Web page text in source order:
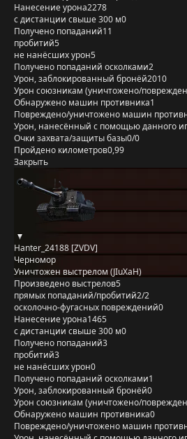
Нанесение урона2278
с дистанции свыше 300 м0
Получено попаданий11
пробитий5
не нанёсших урон5
Получено попаданий осколками2
Урон, заблокированный бронёй2010
Урон союзникам (уничтожено/
Обнаружено машин противника1
Повреждено/уничтожено машин
Урон, нанесённый с помощью данного
Очки захвата/защиты базы0/0
Пройдено километров0,99
Закрыть
Hanter_24188 [ZVDV]
Черномор
Уничтожен выстрелом (JIuXaH)
Произведено выстрелов5
прямых попаданий/пробитий2/2
осколочно-фугасных повреждений0
Нанесение урона1465
с дистанции свыше 300 м0
Получено попаданий3
пробитий3
не нанёсших урон0
Получено попаданий осколками1
Урон, заблокированный бронёй0
Урон союзникам (уничтожено/
Обнаружено машин противника0
Повреждено/уничтожено машин